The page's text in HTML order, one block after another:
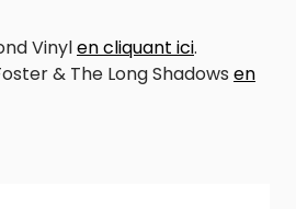
Vinylen cliquant ici.
& The Long Shadows en